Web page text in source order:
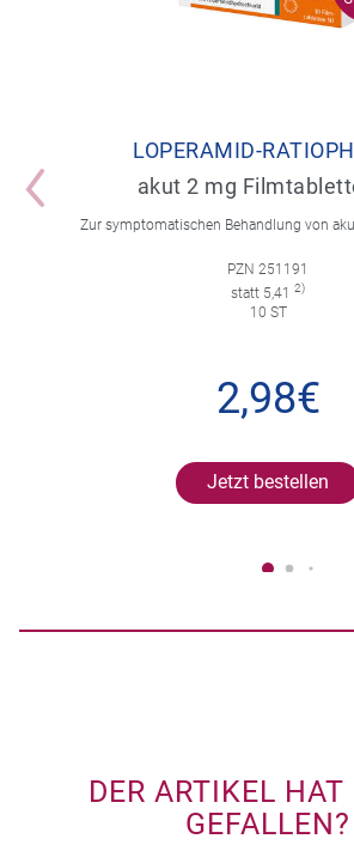
LOPERAMID-
akut 2 mg
PZN 251191
statt 5,41 2)
10 ST
2,98€
Jetzt bestellen
DER ARTIKEL
GEFALLEN?